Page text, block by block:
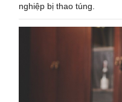
nghiệp bị thao túng.